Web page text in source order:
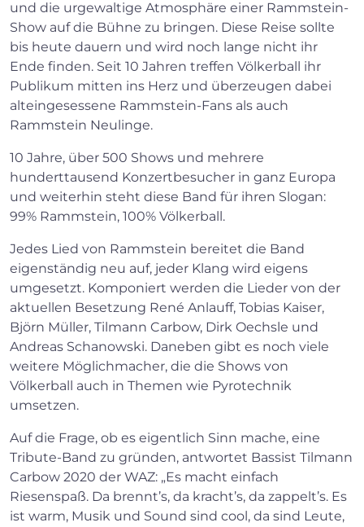
und die urgewaltige Atmosphäre einer Rammstein-
Show auf die Bühne zu bringen. Diese Reise sollte
bis heute dauern und wird noch lange nicht ihr
Ende finden. Seit 10 Jahren treffen Völkerball ihr
Publikum mitten ins Herz und überzeugen dabei
alteingesessene Rammstein-Fans als auch
Rammstein Neulinge.
10 Jahre, über 500 Shows und mehrere
hunderttausend Konzertbesucher in ganz Europa
und weiterhin steht diese Band für ihren Slogan:
99% Rammstein, 100% Völkerball.
Jedes Lied von Rammstein bereitet die Band
eigenständig neu auf, jeder Klang wird eigens
umgesetzt. Komponiert werden die Lieder von der
aktuellen Besetzung René Anlauff, Tobias Kaiser,
Björn Müller, Tilmann Carbow, Dirk Oechsle und
Andreas Schanowski. Daneben gibt es noch viele
weitere Möglichmacher, die die Shows von
Völkerball auch in Themen wie Pyrotechnik
umsetzen.
Auf die Frage, ob es eigentlich Sinn mache, eine
Tribute-Band zu gründen, antwortet Bassist Tilmann
Carbow 2020 der WAZ: „Es macht einfach
Riesenspaß. Da brennt’s, da kracht’s, da zappelt’s. Es
ist warm, Musik und Sound sind cool, da sind Leute,